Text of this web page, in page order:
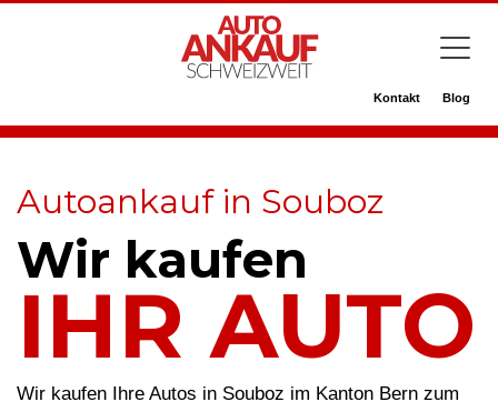
Kontakt Blog
Autoankauf in Souboz
Wir kaufen
IHR AUTO
Wir kaufen Ihre Autos in Souboz im Kanton Bern zum